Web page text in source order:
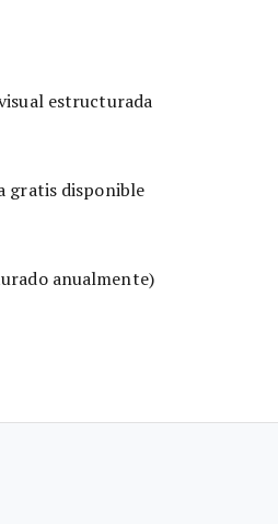
estructurada
gratis disponible
anualmente)